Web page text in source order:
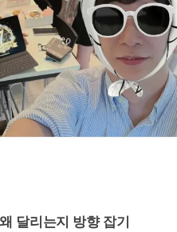
달리는지 방향 잡기